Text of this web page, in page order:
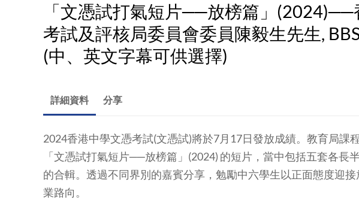
「文憑試打氣短片──放榜篇」(2024)──
考試及評核局委員會委員陳毅生先生,
(中、英文字幕可供選擇)
詳細資料 分享
2024香港中學文憑考試(文憑試)將於7月17日發放成績。教育局課
「文憑試打氣短片──放榜篇」(2024) 的短片，當中包括五套各長
的合輯。透過不同界別的嘉賓分享，勉勵中六學生以正面態度迎
業路向。